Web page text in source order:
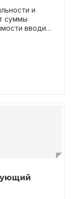
и
суммы
вводить